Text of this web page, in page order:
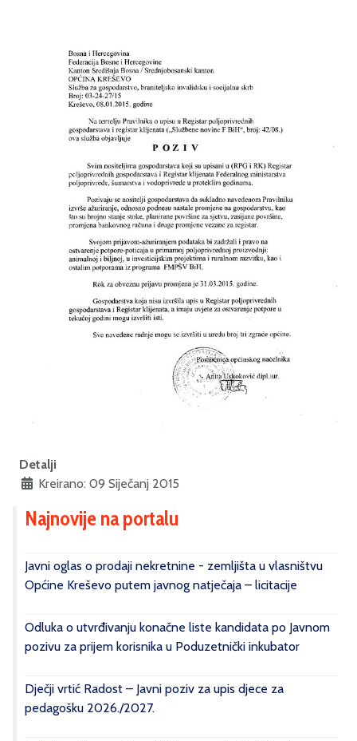
Detalji
Kreirano: 09 Siječanj 2015
Najnovije na portalu
Javni oglas o prodaji nekretnine - zemljišta u vlasništvu
Općine Kreševo putem javnog natječaja – licitacije
Odluka o utvrđivanju konačne liste kandidata po Javnom
pozivu za prijem korisnika u Poduzetnički inkubator
Dječji vrtić Radost – Javni poziv za upis djece za
pedagošku 2026./2027.